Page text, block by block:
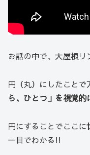
お話の中で、大屋根
円（丸）にしたことで
ら、ひとつ」を視覚的
円にすることでここに
一目でわかる!!